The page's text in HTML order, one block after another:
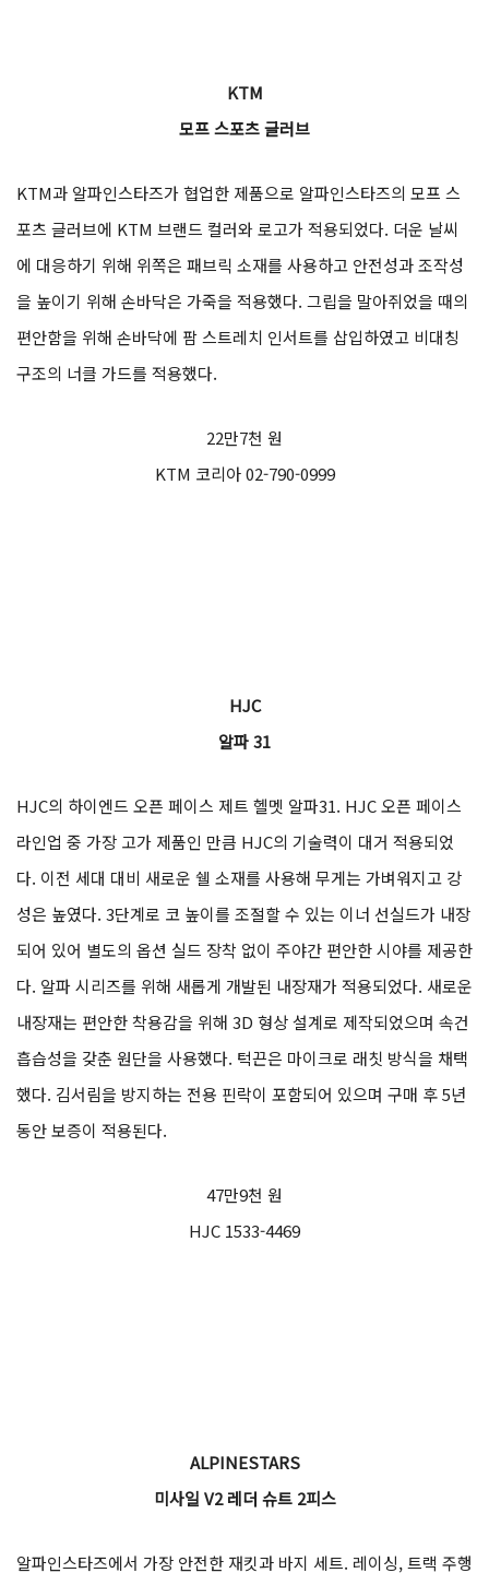
KTM
모프 스포츠 글러브
KTM과 알파인스타즈가 협업한 제품으로 알파인스타즈의 모프 스
포츠 글러브에 KTM 브랜드 컬러와 로고가 적용되었다. 더운 날씨
에 대응하기 위해 위쪽은 패브릭 소재를 사용하고 안전성과 조작성
을 높이기 위해 손바닥은 가죽을 적용했다. 그립을 말아쥐었을 때의
편안함을 위해 손바닥에 팜 스트레치 인서트를 삽입하였고 비대칭
구조의 너클 가드를 적용했다.
22만7천 원
KTM 코리아 02-790-0999
HJC
알파 31
HJC의 하이엔드 오픈 페이스 제트 헬멧 알파31. HJC 오픈 페이스
라인업 중 가장 고가 제품인 만큼 HJC의 기술력이 대거 적용되었
다. 이전 세대 대비 새로운 쉘 소재를 사용해 무게는 가벼워지고 강
성은 높였다. 3단계로 코 높이를 조절할 수 있는 이너 선실드가 내장
되어 있어 별도의 옵션 실드 장착 없이 주야간 편안한 시야를 제공한
다. 알파 시리즈를 위해 새롭게 개발된 내장재가 적용되었다. 새로운
내장재는 편안한 착용감을 위해 3D 형상 설계로 제작되었으며 속건
흡습성을 갖춘 원단을 사용했다. 턱끈은 마이크로 래칫 방식을 채택
했다. 김서림을 방지하는 전용 핀락이 포함되어 있으며 구매 후 5년
동안 보증이 적용된다.
47만9천 원
HJC 1533-4469
ALPINESTARS
미사일 V2 레더 슈트 2피스
알파인스타즈에서 가장 안전한 재킷과 바지 세트. 레이싱, 트랙 주행